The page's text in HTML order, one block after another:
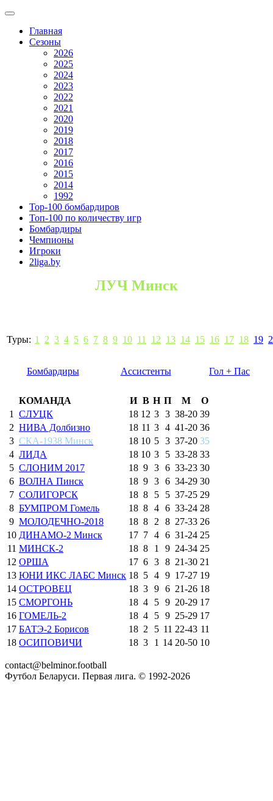
Главная
Сезоны
2026
2025
2024
2023
2022
2021
2020
2019
2018
2017
2016
2015
2014
1992
Top-100 бомбардиров
Топ-100 по количеству игр
Бомбардиры
Чемпионы
Игроки
2liga.by
ЛУЧ Минск
Туры: 1 2 3 4 5 6 7 8 9 10 11 12 13 14 15 16 17 18 19
Бомбардиры Ассистенты Гол + Пас
КОМАНДА И В Н П М
О
1
СЛУЦК 18 12 3 3 38-20 39
2 НИВА Долбизно 18 11 3 4 41-20 36
3 СКА-1938 Минск 18 10 5 3 37-20 35
4 ЛИДА 18 10 3 5 33-28 33
5 СЛОНИМ 2017 18 9 3 6 33-23 30
6 ВОЛНА Пинск 18 9 3 6 34-29 30
7 СОЛИГОРСК 18 8 5 5 37-25 29
8 БУМПРОМ Гомель 18 8 4 6 33-24 28
9 МОЛОДЕЧНО-2018 18 8 2 8 27-33 26
10 ДИНАМО-2 Минск 17 7 4 6 31-24 25
11 МИНСК-2 18 8 1 9 24-34 25
12 ОРША 17 6 3 8 21-30 21
13 ЮНИ ИКС ЛАБС Минск 18 5 4 9 17-27 19
14 ОСТРОВЕЦ 18 3 9 6 21-26 18
15 СМОРГОНЬ 18 4 5 9 20-29 17
16 ГОМЕЛЬ-2 18 4 5 9 25-29 17
17 БАТЭ-2 Борисов 18 2 5 11 22-43 11
18 ОСИПОВИЧИ 18 3 1 14 20-50 10
contact@belminor.football
Футбол Беларуси. Первая лига. © 1992-2026